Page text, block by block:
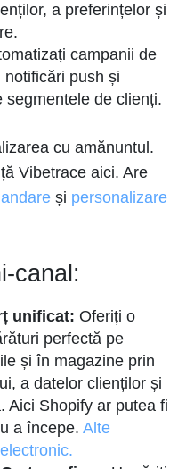
a preferințelor și
campanii de
push și
de clienți.
cu amănuntul.
Vibetrace aici. Are
și personalizare
canal:
unificat: Oferiți o
perfectă pe
și în magazine prin
a datelor clienților și
Aici Shopify ar putea fi
a începe. Alte